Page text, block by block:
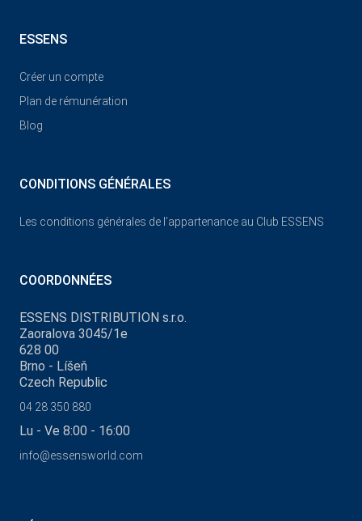
ESSENS
Créer un compte
Plan de rémunération
Blog
CONDITIONS GÉNÉRALES
Les conditions générales de l’appartenance au Club ESSENS
COORDONNÉES
ESSENS DISTRIBUTION s.r.o.
Zaoralova 3045/1e
628 00
Brno - Líšeň
Czech Republic
04 28 350 880
Lu - Ve 8:00 - 16:00
info@essensworld.com